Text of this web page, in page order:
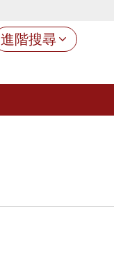
進階搜尋